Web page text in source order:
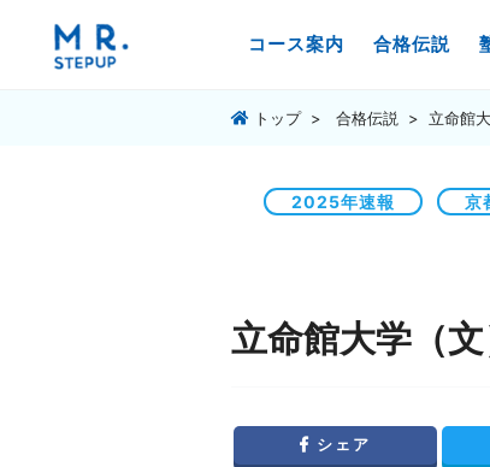
コース案内 合格伝説
トップ 合格伝説 立命館
2025年速報 京
立命館大学（
シェア